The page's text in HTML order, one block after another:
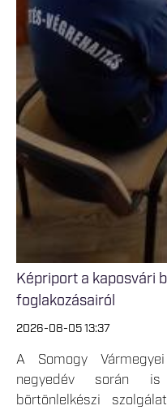
Képriport a kaposvári
foglakozásairól
2026-08-05 13:37
A Somogy
negyedév során
börtönlelkészi